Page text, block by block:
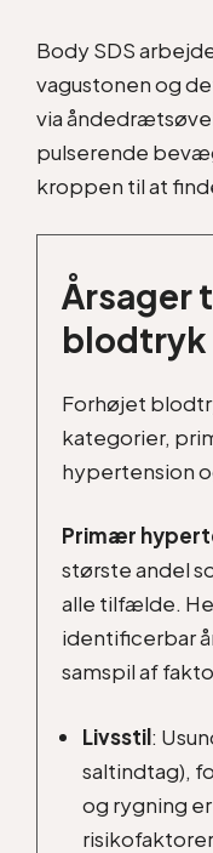
Body SDS
vagustonen og
via
pulserende
kroppen til at
Årsager
blodtryk
Forhøjet
kategorier,
hypertension
Primær
største andel
alle tilfælde.
identificerbar
samspil af
Livsstil:
saltindtag),
og rygning